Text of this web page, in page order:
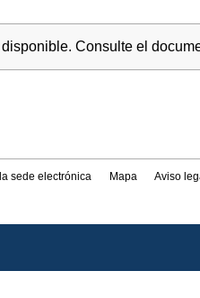
disponible. Consulte el
sede electrónica Mapa Aviso